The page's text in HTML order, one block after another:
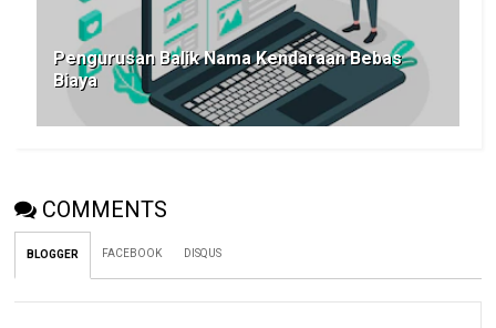
Pengurusan Balik Nama Kendaraan Bebas
Biaya
COMMENTS
BLOGGER FACEBOOK DISQUS